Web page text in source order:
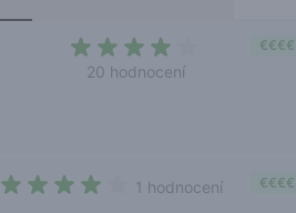
20 hodnocení
€€€€
1 hodnocení €€€€